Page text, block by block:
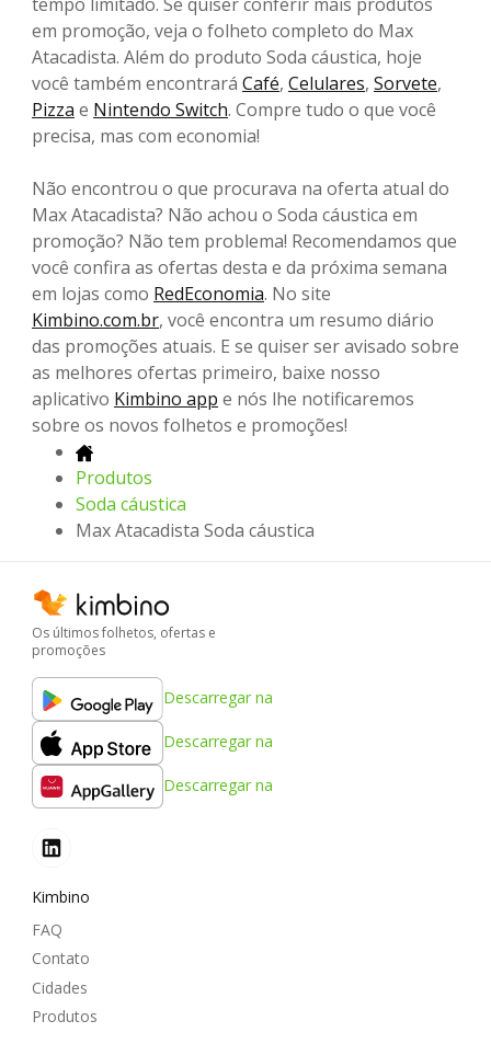
tempo limitado. Se quiser conferir mais produtos
em promoção, veja o folheto completo do Max
Atacadista. Além do produto Soda cáustica, hoje
você também encontrará Café, Celulares, Sorvete,
Pizza e Nintendo Switch. Compre tudo o que você
precisa, mas com economia!
Não encontrou o que procurava na oferta atual do
Max Atacadista? Não achou o Soda cáustica em
promoção? Não tem problema! Recomendamos que
você confira as ofertas desta e da próxima semana
em lojas como RedEconomia. No site
Kimbino.com.br, você encontra um resumo diário
das promoções atuais. E se quiser ser avisado sobre
as melhores ofertas primeiro, baixe nosso
aplicativo Kimbino app e nós lhe notificaremos
sobre os novos folhetos e promoções!
Produtos
Soda cáustica
Max Atacadista Soda cáustica
Os últimos folhetos, ofertas e
promoções
Descarregar na
Descarregar na
Descarregar na
Kimbino
FAQ
Contato
Cidades
Produtos